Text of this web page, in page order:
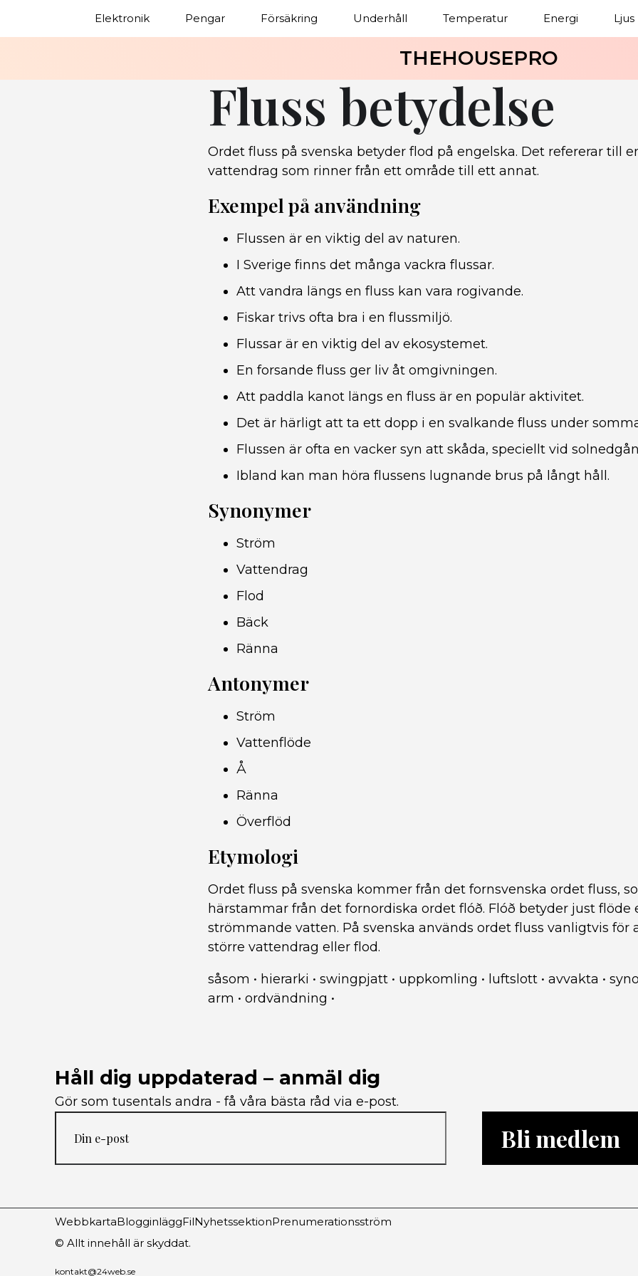
Elektronik Pengar Försäkring Underhåll Temperatur Energi Ljus
THEHOUSEPRO
Fluss betydelse
Ordet fluss på svenska betyder flod på engelska. Det refererar till
vattendrag som rinner från ett område till ett annat.
Exempel på användning
Flussen är en viktig del av naturen.
I Sverige finns det många vackra flussar.
Att vandra längs en fluss kan vara rogivande.
Fiskar trivs ofta bra i en flussmiljö.
Flussar är en viktig del av ekosystemet.
En forsande fluss ger liv åt omgivningen.
Att paddla kanot längs en fluss är en populär aktivitet.
Det är härligt att ta ett dopp i en svalkande fluss under
Flussen är ofta en vacker syn att skåda, speciellt vid
Ibland kan man höra flussens lugnande brus på långt håll.
Synonymer
Ström
Vattendrag
Flod
Bäck
Ränna
Antonymer
Ström
Vattenflöde
Å
Ränna
Överflöd
Etymologi
Ordet fluss på svenska kommer från det fornsvenska ordet fluss,
härstammar från det fornordiska ordet flóð. Flóð betyder just flöde
strömmande vatten. På svenska används ordet fluss vanligtvis för
större vattendrag eller flod.
såsom • hierarki • swingpjatt • uppkomling • luftslott • avvakta •
arm • ordvändning •
Håll dig uppdaterad – anmäl dig
Gör som tusentals andra - få våra bästa råd via e-post.
Bli medlem
© Allt innehåll är skyddat.
WebbkartaBlogginläggFilNyhetssektionPrenumerationsström
kontakt@24web.se